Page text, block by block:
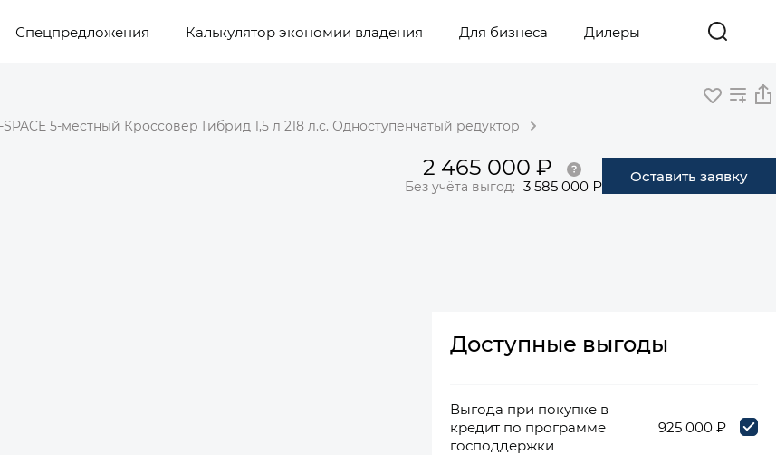
Спецпредложения Калькулятор экономии владения Для бизнеса Дилеры
SPACE 5-местный Кроссовер Гибрид 1,5 л 218 л.с. Одноступенчатый редуктор
2 465 000 ₽
Без учёта выгод: 3 585 000 ₽
Оставить заявку
Доступные выгоды
Выгода при покупке в
кредит по программе
господдержки
925 000 ₽